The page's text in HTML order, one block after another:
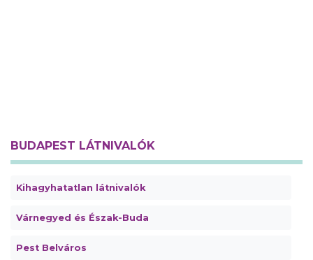
BUDAPEST LÁTNIVALÓK
Kihagyhatatlan látnivalók
Várnegyed és Észak-Buda
Pest Belváros